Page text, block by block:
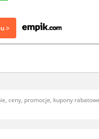
>
ceny, promocje, kupony